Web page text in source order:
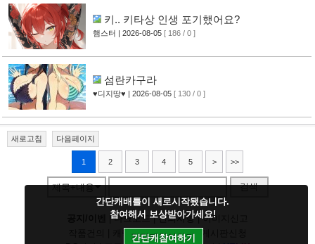
키.. 키타상 인생 포기했어요?
햄스터 | 2026-08-05 [ 186 / 0 ]
섬란카구라
♥디지땅♥ | 2026-08-05 [ 130 / 0 ]
새로고침 다음페이지
1 2 3 4 5 > >>
제목+내용 검색
|다크모드|건의사항|이미지신고
캐릭건의|기타디비|
간단캐배틀이 새로시작됐습니다.
참여해서 보상받아가세요!
간단캐참여하기